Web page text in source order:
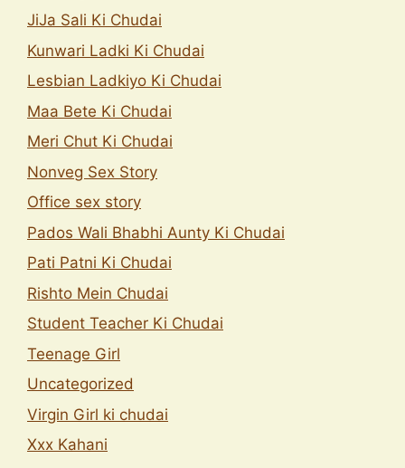
JiJa Sali Ki Chudai
Kunwari Ladki Ki Chudai
Lesbian Ladkiyo Ki Chudai
Maa Bete Ki Chudai
Meri Chut Ki Chudai
Nonveg Sex Story
Office sex story
Pados Wali Bhabhi Aunty Ki Chudai
Pati Patni Ki Chudai
Rishto Mein Chudai
Student Teacher Ki Chudai
Teenage Girl
Uncategorized
Virgin Girl ki chudai
Xxx Kahani